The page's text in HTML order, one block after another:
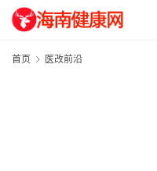
首页 医改前沿